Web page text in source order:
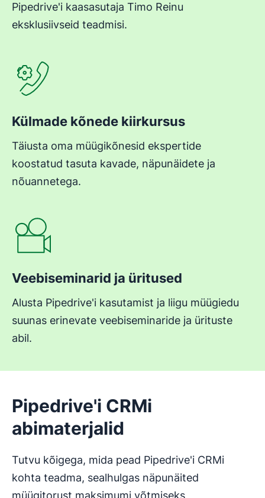
Pipedrive'i kaasasutaja Timo Reinu
eksklusiivseid teadmisi.
Külmade kõnede kiirkursus
Täiusta oma müügikõnesid ekspertide
koostatud tasuta kavade, näpunäidete ja
nõuannetega.
Veebiseminarid ja üritused
Alusta Pipedrive'i kasutamist ja liigu müügiedu
suunas erinevate veebiseminaride ja ürituste
abil.
Pipedrive'i CRMi
abimaterjalid
Tutvu kõigega, mida pead Pipedrive'i CRMi
kohta teadma, sealhulgas näpunäited
müügitorust maksimumi võtmiseks,